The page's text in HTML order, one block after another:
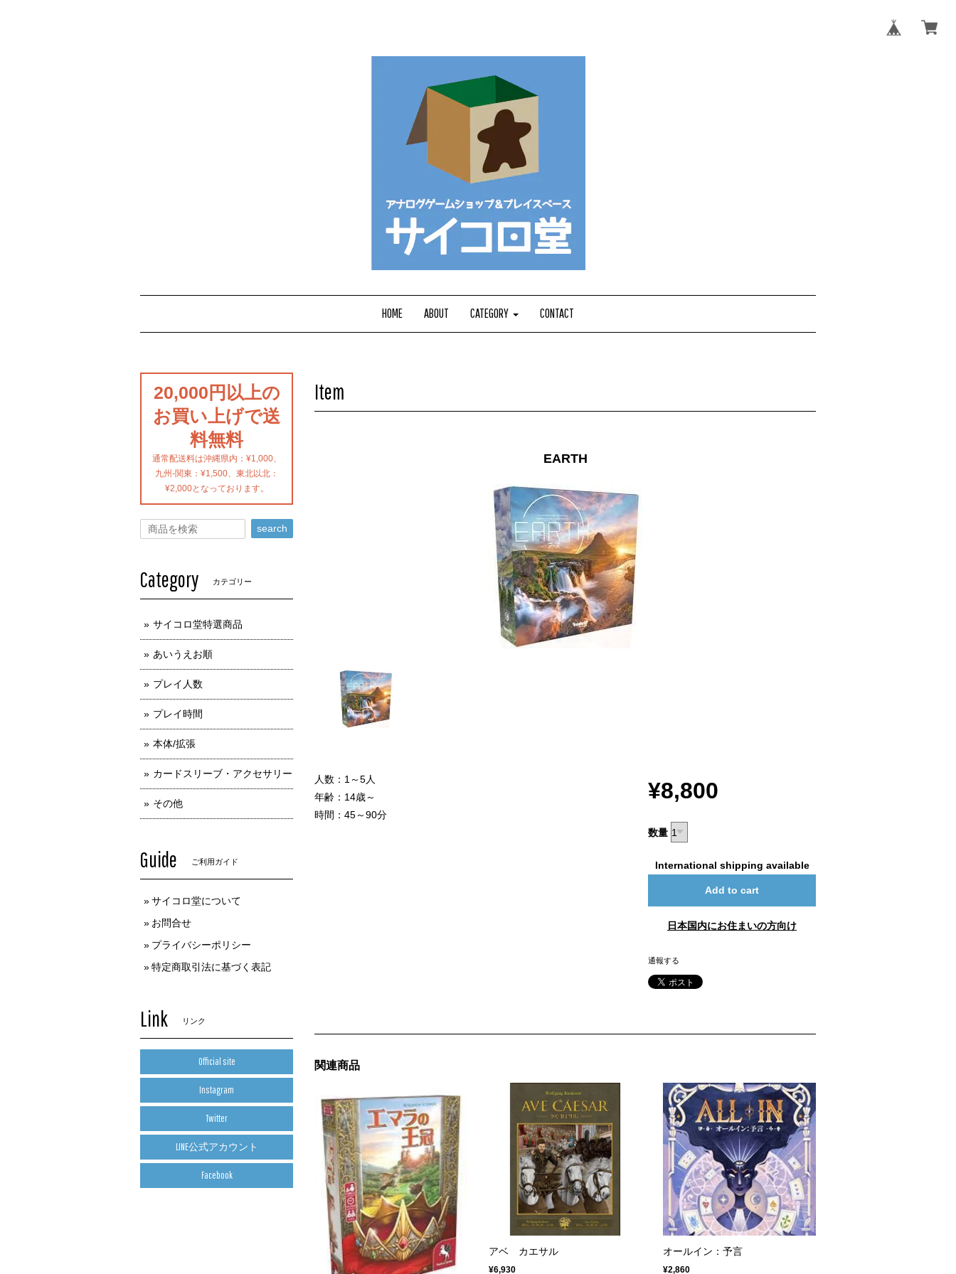
HOME ABOUT CATEGORY CONTACT
Item
EARTH
人数：1～5人
年齢：14歳～
時間：45～90分
¥8,800
数量
International shipping available
Add to cart
日本国内にお住まいの方向け
通報する
関連商品
アベ カエサル
¥6,930
オールイン：予言
¥2,860
20,000円以上の
お買い上げで送
料無料
通常配送料は沖縄県内：¥1,000、
九州-関東：¥1,500、東北以北：
¥2,000となっております。
search
Category カテゴリー
サイコロ堂特選商品
あいうえお順
プレイ人数
プレイ時間
本体/拡張
カードスリーブ・アクセサリー
その他
Guide ご利用ガイド
サイコロ堂について
お問合せ
プライバシーポリシー
特定商取引法に基づく表記
Link リンク
Official site
Instagram
Twitter
LINE公式アカウント
Facebook